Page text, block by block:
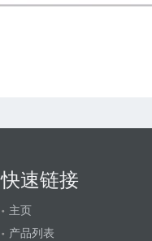
快速链接
主页
产品列表